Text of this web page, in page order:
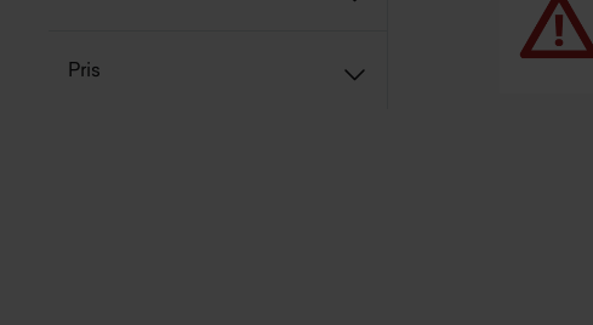
Pris